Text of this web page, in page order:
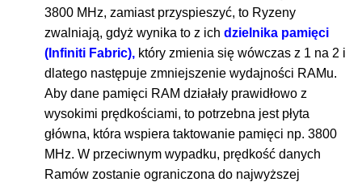
3800 MHz, zamiast przyspieszyć, to Ryzeny
zwalniają, gdyż wynika to z ich dzielnika pamięci
(Infiniti Fabric), który zmienia się wówczas z 1 na 2 i
dlatego następuje zmniejszenie wydajności RAMu.
Aby dane pamięci RAM działały prawidłowo z
wysokimi prędkościami, to potrzebna jest płyta
główna, która wspiera taktowanie pamięci np. 3800
MHz. W przeciwnym wypadku, prędkość danych
Ramów zostanie ograniczona do najwyższej